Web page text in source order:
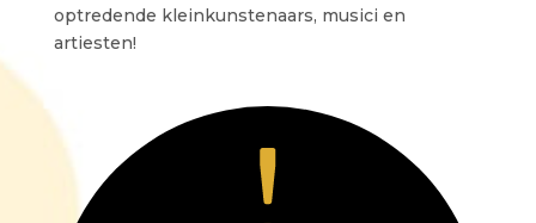
optredende kleinkunstenaars, musici en
artiesten!